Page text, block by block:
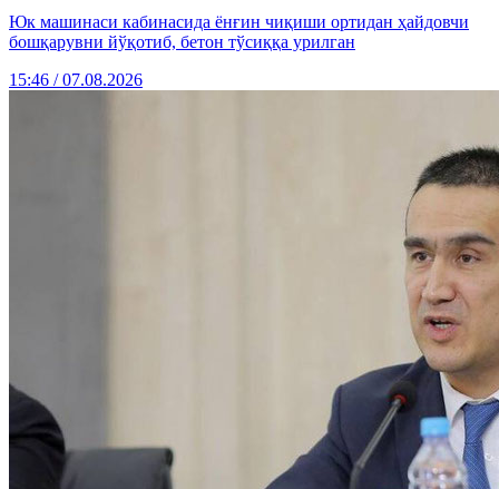
Юк машинаси кабинасида ёнғин чиқиши ортидан ҳайдовчи
бошқарувни йўқотиб, бетон тўсиққа урилган
15:46 / 07.08.2026